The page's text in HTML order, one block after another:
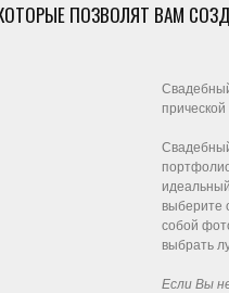
ПОЗВОЛЯТ ВАМ
выберите
собой
выбрать
Если Вы